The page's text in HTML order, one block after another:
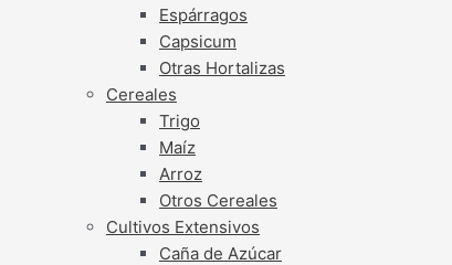
Espárragos
Capsicum
Otras Hortalizas
Cereales
Trigo
Maíz
Arroz
Otros Cereales
Cultivos Extensivos
Caña de Azúcar